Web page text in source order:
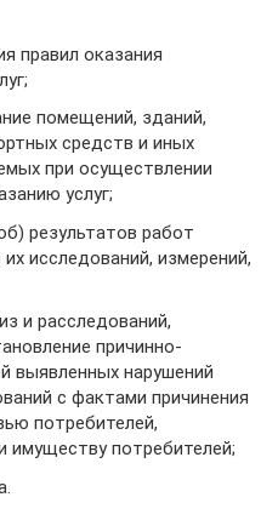
правил оказания
помещений, зданий,
средств и иных
при осуществлении
услуг;
результатов работ
исследований, измерений,
и расследований,
причинно-
выявленных нарушений
с фактами причинения
потребителей,
потребителей;